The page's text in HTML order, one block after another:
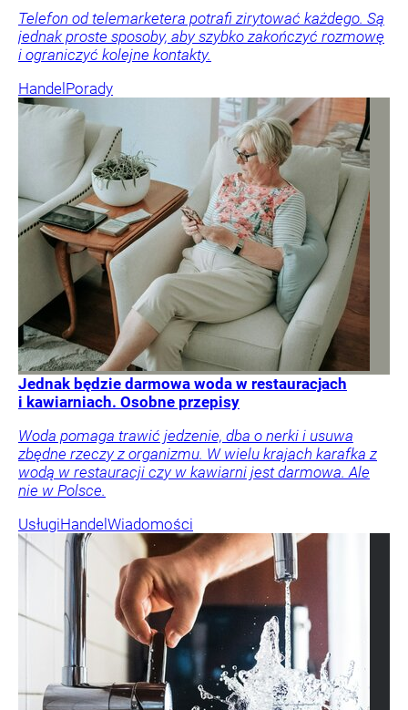
Telefon od telemarketera potrafi zirytować każdego. Są
jednak proste sposoby, aby szybko zakończyć rozmowę
i ograniczyć kolejne kontakty.
Handel Porady
Jednak będzie darmowa woda w restauracjach
i kawiarniach. Osobne przepisy
Woda pomaga trawić jedzenie, dba o nerki i usuwa
zbędne rzeczy z organizmu. W wielu krajach karafka z
wodą w restauracji czy w kawiarni jest darmowa. Ale
nie w Polsce.
UsługiHandel Wiadomości